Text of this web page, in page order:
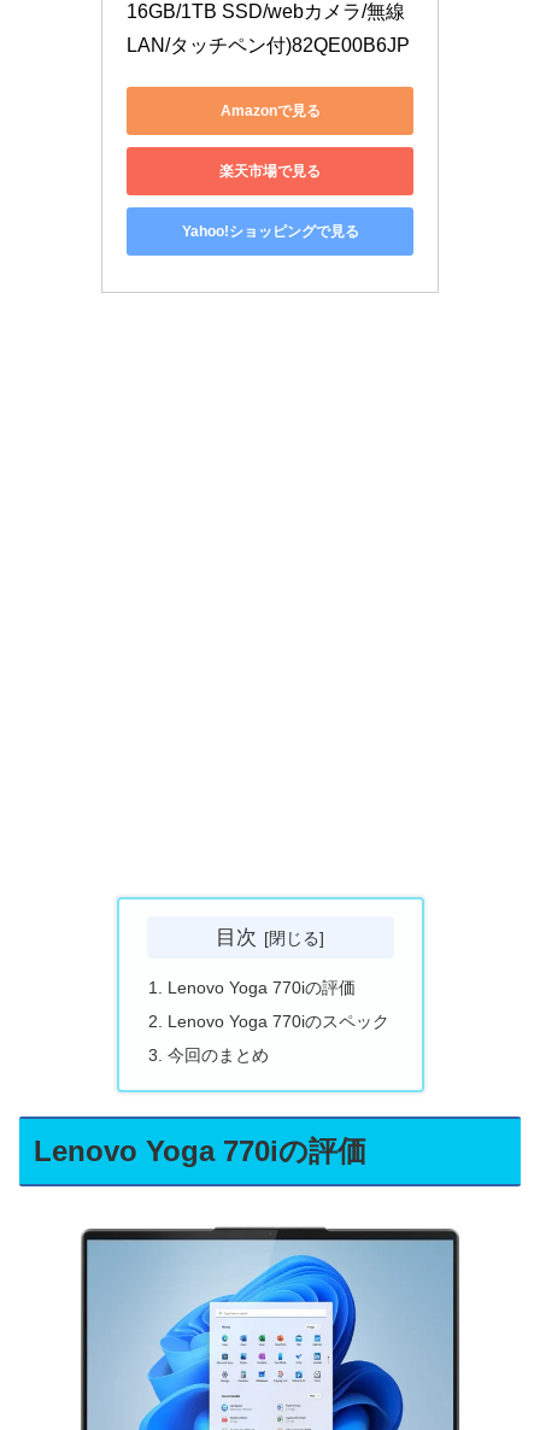
16GB/1TB SSD/webカメラ/無線
LAN/タッチペン付)82QE00B6JP
Amazonで見る
楽天市場で見る
Yahoo!ショッピングで見る
目次
Lenovo Yoga 770iの評価
Lenovo Yoga 770iのスペック
今回のまとめ
Lenovo Yoga 770iの評価